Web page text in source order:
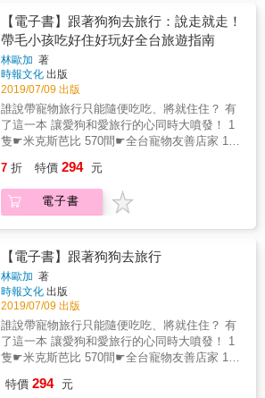
書中。 ▍ 臺日企劃&mdash;&mdash;作者、編
輯、翻譯、校對、設計共同製作 ☻ 臺日合作企
劃&mdash;&mdash;旅臺日本作家和臺灣出版
社合力策劃，所推出的嶄新拍攝與書寫主題。
☻ 臺日雙語對照&mdash;&mdash;雙語對照設
計，除了本地讀者，作者希望更多日本朋友也
能認識臺灣。 ☻ 兩地製作團隊
&mdash;&mdash;日文寫作、臺灣翻譯審訂、
精美典藏設計&mdash;&mdash;名設計師田修
術紙印刷。
然！並把秘境旅遊的快樂分享給大家。」
家族踏青、朋友結伴旅行、情侶出遊，都能找
到最適合的專屬行程！ ◆路線QR code╳實用
APP小工具，行程最大便利化 書中搭配好的導
航QRcode讓你絕對不迷路；各種實用APP介
紹，不怕出門沒有停車位、路線景點輕鬆找，
身為現代人的你，還不快跟上？ ◆53種品味生
活的方式，獻給生活總是一成不變的你 每天機
械化地過日子，你厭倦了嗎？從這個假日開
始，你可以出發探尋當地私房祕境、見證老屋
浴火重生、與大自然深入對話、透過手作重新
的自己打聲招呼吧！
【電子書】跟著狗狗去旅行：說走就走！
帶毛小孩吃好住好玩好全台旅遊指南
林歐加 著
時報文化 出版
2019/07/09 出版
誰說帶寵物旅行只能隨便吃吃、將就住住？ 有
了這一本 讓愛狗和愛旅行的心同時大噴發！ 1
隻☛米克斯芭比 570間☛全台寵物友善店家 180
條☛深度旅遊路線 無限☛共同的美好回憶 作者
帶著芭比和阿嬤，100天環島走訪22個鄉鎮城市
提供780+最完整吃、喝、玩、樂寵物旅行情報
風帆； 乘半潛艇看海龜； 搭夜船一起去馬祖；
登上滿滿梅花鹿的大坵島&hellip;&hellip; 帶狗
出門旅行是許多養狗人的心願。 但帶狗旅行只
能隨便吃吃嗎？只能睡得將就嗎？只能在有大
草地的空間玩耍嗎？作者以不妥協的決心和毅
力，帶著芭比和阿嬤過上100天的環島旅行生
活，真正體驗帶狗旅行的心情&hellip;&hellip;
『好玩、好吃的地方狗狗都不能進去？』 完整
收錄全台780間以上寵物友善店家與景點 本書
7 折 特價 294 元
電子書
【電子書】跟著狗狗去旅行
林歐加 著
時報文化 出版
2019/07/09 出版
誰說帶寵物旅行只能隨便吃吃、將就住住？ 有
了這一本 讓愛狗和愛旅行的心同時大噴發！ 1
隻☛米克斯芭比 570間☛全台寵物友善店家 180
條☛深度旅遊路線 無限☛共同的美好回憶 作者
特價 294 元